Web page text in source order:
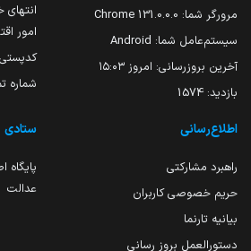
مرورگر شما: 131.0.0.0 Chrome
سیستم‌عامل شما: Android
آخرین بروزرسانی: امروز ۱۵:۰۳
بازدید: 1574
انتهای
امور
کدپستی:
شماره تماس
اطلاع‌رسانی
راهبرد مشارکتی
حریم خصوصی کاربران
بیانیه تارنما
دستورالعمل بروز رسانی
ستادی
پایگاه
عدالت